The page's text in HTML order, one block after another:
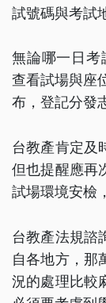
試號碼與考試
無論哪一日考
查看試場與座
布，登記分發
台教產肯定及
但也提醒應再
試場環境安檢
台教產法規諮
自各地方，那
況的處理比較